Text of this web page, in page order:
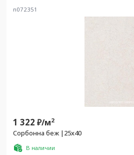
n072351
1 322 ₽/м2
Сорбонна беж |25x40
В наличии